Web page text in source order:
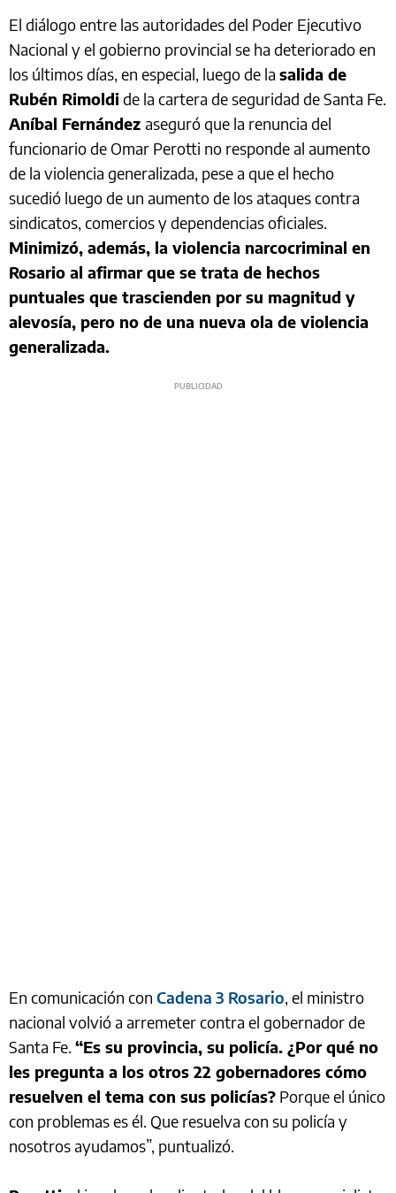
El diálogo entre las autoridades del Poder Ejecutivo
Nacional y el gobierno provincial se ha deteriorado en
los últimos días, en especial, luego de la salida de
Rubén Rimoldide la cartera de seguridad de Santa Fe.
Aníbal Fernández aseguró que la renuncia del
funcionario de Omar Perotti no responde al aumento
de la violencia generalizada, pese a que el hecho
sucedió luego de un aumento de los ataques contra
sindicatos, comercios y dependencias oficiales.
Minimizó, además, la violencia narcocriminal en
Rosario al afirmar que se trata de hechos
puntuales que trascienden por su magnitud y
alevosía, pero no de una nueva ola de violencia
generalizada.
En comunicación con Cadena 3 Rosario, el ministro
nacional volvió a arremeter contra el gobernador de
Santa Fe. “Es su provincia, su policía. ¿Por qué no
les pregunta a los otros 22 gobernadores cómo
resuelven el tema con sus policías? Porque el único
con problemas es él. Que resuelva con su policía y
nosotros ayudamos”, puntualizó.